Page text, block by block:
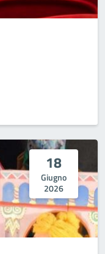
18
Giugno
2026